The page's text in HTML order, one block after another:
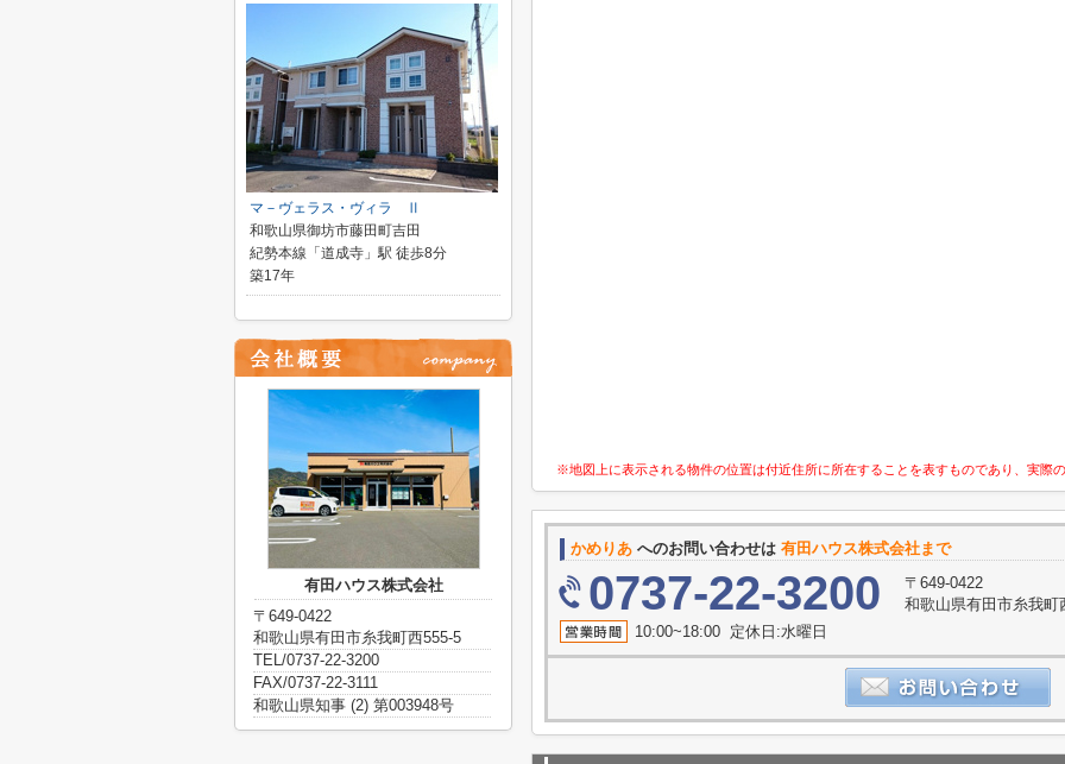
※地図上に表示される物件の位置は付近住所に所在することを表すものであり、実際
かめりあ へのお問い合わせは 有田ハウス株式会社まで
0737-22-3200
〒649-0422
和歌山県有田市糸我
10:00~18:00 定休日:水曜日
マ－ヴェラス・ヴィラ Ⅱ
和歌山県御坊市藤田町吉田
紀勢本線「道成寺」駅 徒歩8分
築17年
有田ハウス株式会社
〒649-0422
和歌山県有田市糸我町西555-5
TEL/0737-22-3200
FAX/0737-22-3111
和歌山県知事 (2) 第003948号